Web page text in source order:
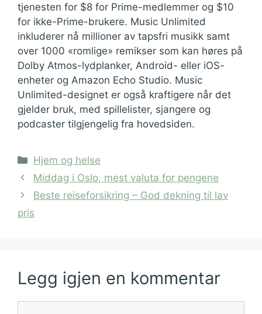
tjenesten for $8 for Prime-medlemmer og $10
for ikke-Prime-brukere. Music Unlimited
inkluderer nå millioner av tapsfri musikk samt
over 1000 «romlige» remikser som kan høres på
Dolby Atmos-lydplanker, Android- eller iOS-
enheter og Amazon Echo Studio. Music
Unlimited-designet er også kraftigere når det
gjelder bruk, med spillelister, sjangere og
podcaster tilgjengelig fra hovedsiden.
Kategorier
Hjem og helse
Middag i Oslo, mest valuta for pengene
Beste reiseforsikring – God dekning til lav
pris
Legg igjen en kommentar